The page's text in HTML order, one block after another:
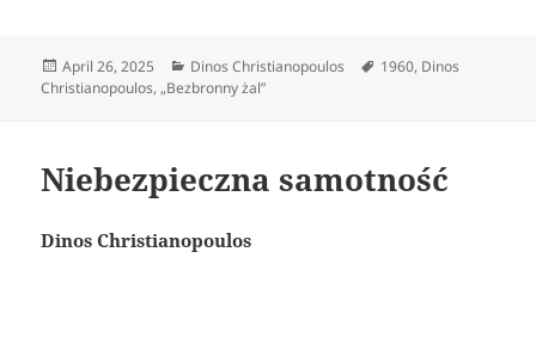
Posted
on
April 26, 2025 Categories
Dinos Christianopoulos Tags
1960, Dinos
Christianopoulos,„Bezbronny żal”
Niebezpieczna samotność
Dinos Christianopoulos